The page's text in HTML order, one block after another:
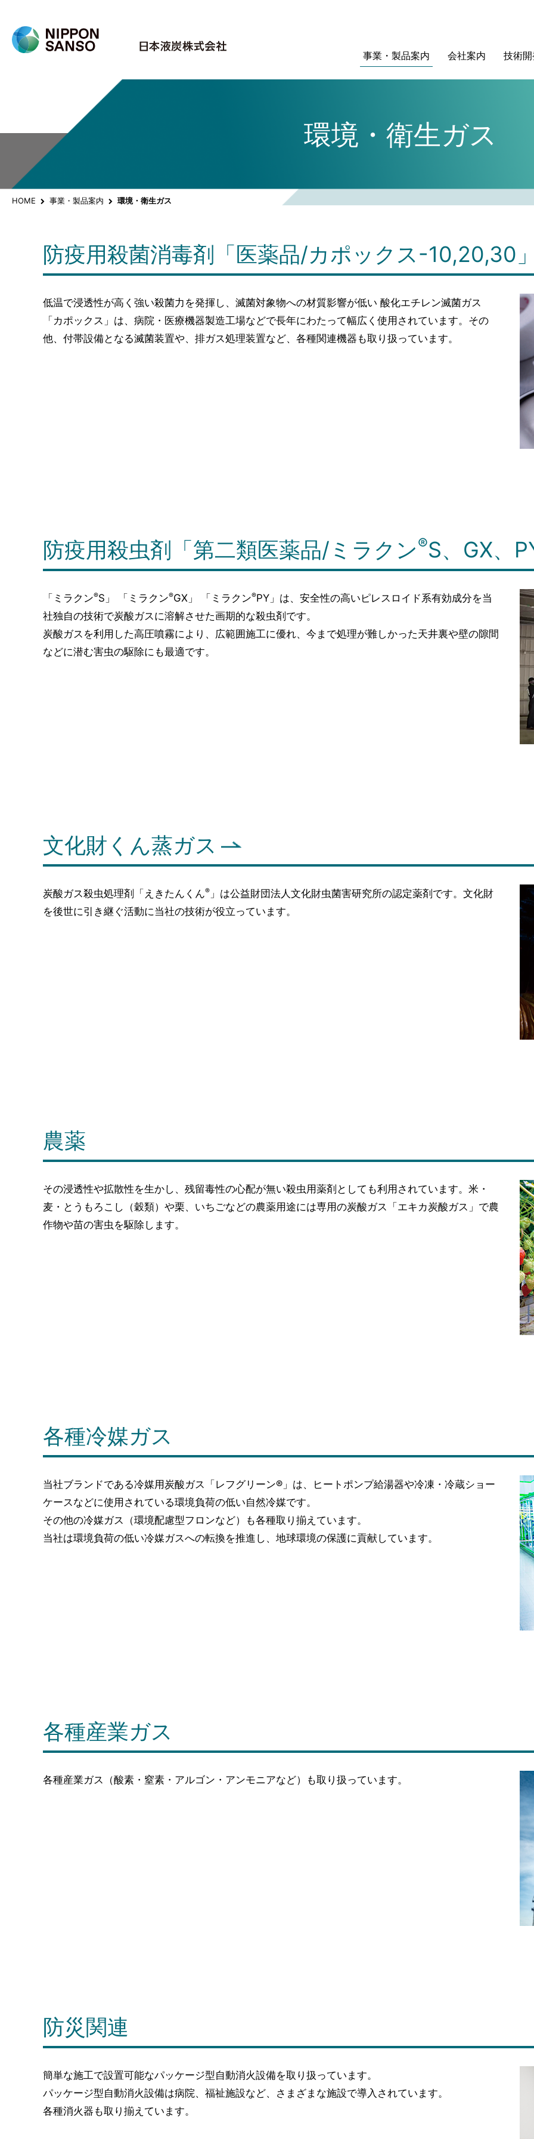
事業・製品案内 会社案内 技術
環境・衛生ガス
HOME 事業・製品案内 環境・衛生ガス
防疫用殺菌消毒剤「医薬品/カポックス-10,20,30
低温で浸透性が高く強い殺菌力を発揮し、滅菌対象物への材質影響が低い 酸化エチレン滅菌ガス
「カポックス」は、病院・医療機器製造工場などで長年にわたって幅広く使用されています。その
他、付帯設備となる滅菌装置や、排ガス処理装置など、各種関連機器も取り扱っています。
防疫用殺虫剤「第二類医薬品/ミラクン®S、GX、
「ミラクン®S」 「ミラクン®GX」 「ミラクン®PY」は、安全性の高いピレスロイド系有効成分を当
社独自の技術で炭酸ガスに溶解させた画期的な殺虫剤です。
炭酸ガスを利用した高圧噴霧により、広範囲施工に優れ、今まで処理が難しかった天井裏や壁の隙間
などに潜む害虫の駆除にも最適です。
文化財くん蒸ガス
炭酸ガス殺虫処理剤「えきたんくん® 」は公益財団法人文化財虫菌害研究所の認定薬剤です。文化財
を後世に引き継ぐ活動に当社の技術が役立っています。
農薬
その浸透性や拡散性を生かし、残留毒性の心配が無い殺虫用薬剤としても利用されています。米・
麦・とうもろこし（穀類）や栗、いちごなどの農薬用途には専用の炭酸ガス「エキカ炭酸ガス」で農
作物や苗の害虫を駆除します。
各種冷媒ガス
当社ブランドである冷媒用炭酸ガス「レフグリーン®」は、ヒートポンプ給湯器や冷凍・冷蔵ショー
ケースなどに使用されている環境負荷の低い自然冷媒です。
その他の冷媒ガス（環境配慮型フロンなど）も各種取り揃えています。
当社は環境負荷の低い冷媒ガスへの転換を推進し、地球環境の保護に貢献しています。
各種産業ガス
各種産業ガス（酸素・窒素・アルゴン・アンモニアなど）も取り扱っています。
防災関連
簡単な施工で設置可能なパッケージ型自動消火設備を取り扱っています。
パッケージ型自動消火設備は病院、福祉施設など、さまざまな施設で導入されています。
各種消火器も取り揃えています。